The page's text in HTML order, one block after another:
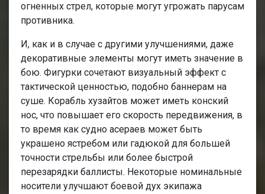
огненных стрел, которые могут угрожать парусам
противника.
И, как и в случае с другими улучшениями, даже
декоративные элементы могут иметь значение в
бою. Фигурки сочетают визуальный эффект с
тактической ценностью, подобно баннерам на
суше. Корабль хузайтов может иметь конский
нос, что повышает его скорость передвижения, в
то время как судно асераев может быть
украшено ястребом или гадюкой для большей
точности стрельбы или более быстрой
перезарядки баллисты. Некоторые номинальные
носители улучшают боевой дух экипажа